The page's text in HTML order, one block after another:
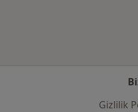
Gizlilik